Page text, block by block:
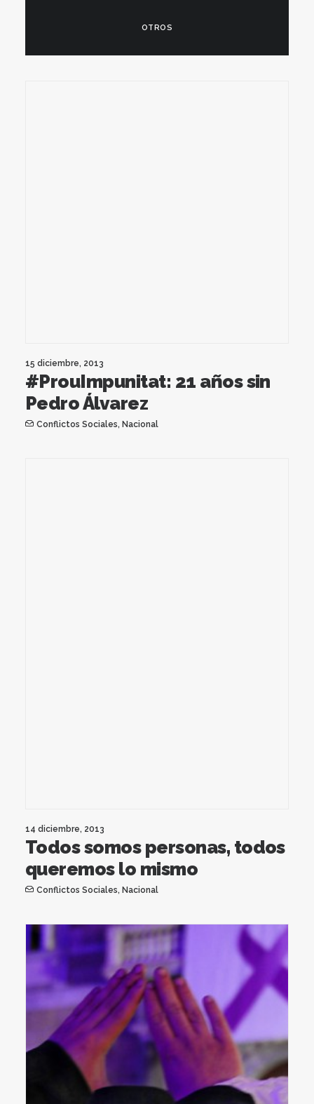
OTROS
15 diciembre, 2013
#ProuImpunitat: 21 años sin
Pedro Álvarez
Conflictos Sociales, Nacional
14 diciembre, 2013
Todos somos personas, todos
queremos lo mismo
Conflictos Sociales, Nacional